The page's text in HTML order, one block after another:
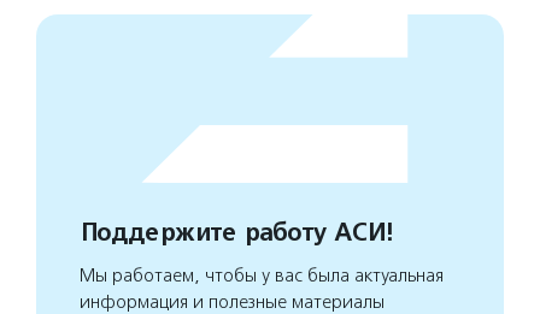
Поддержите работу АСИ!
Мы работаем, чтобы у вас была актуальная
информация и полезные материалы